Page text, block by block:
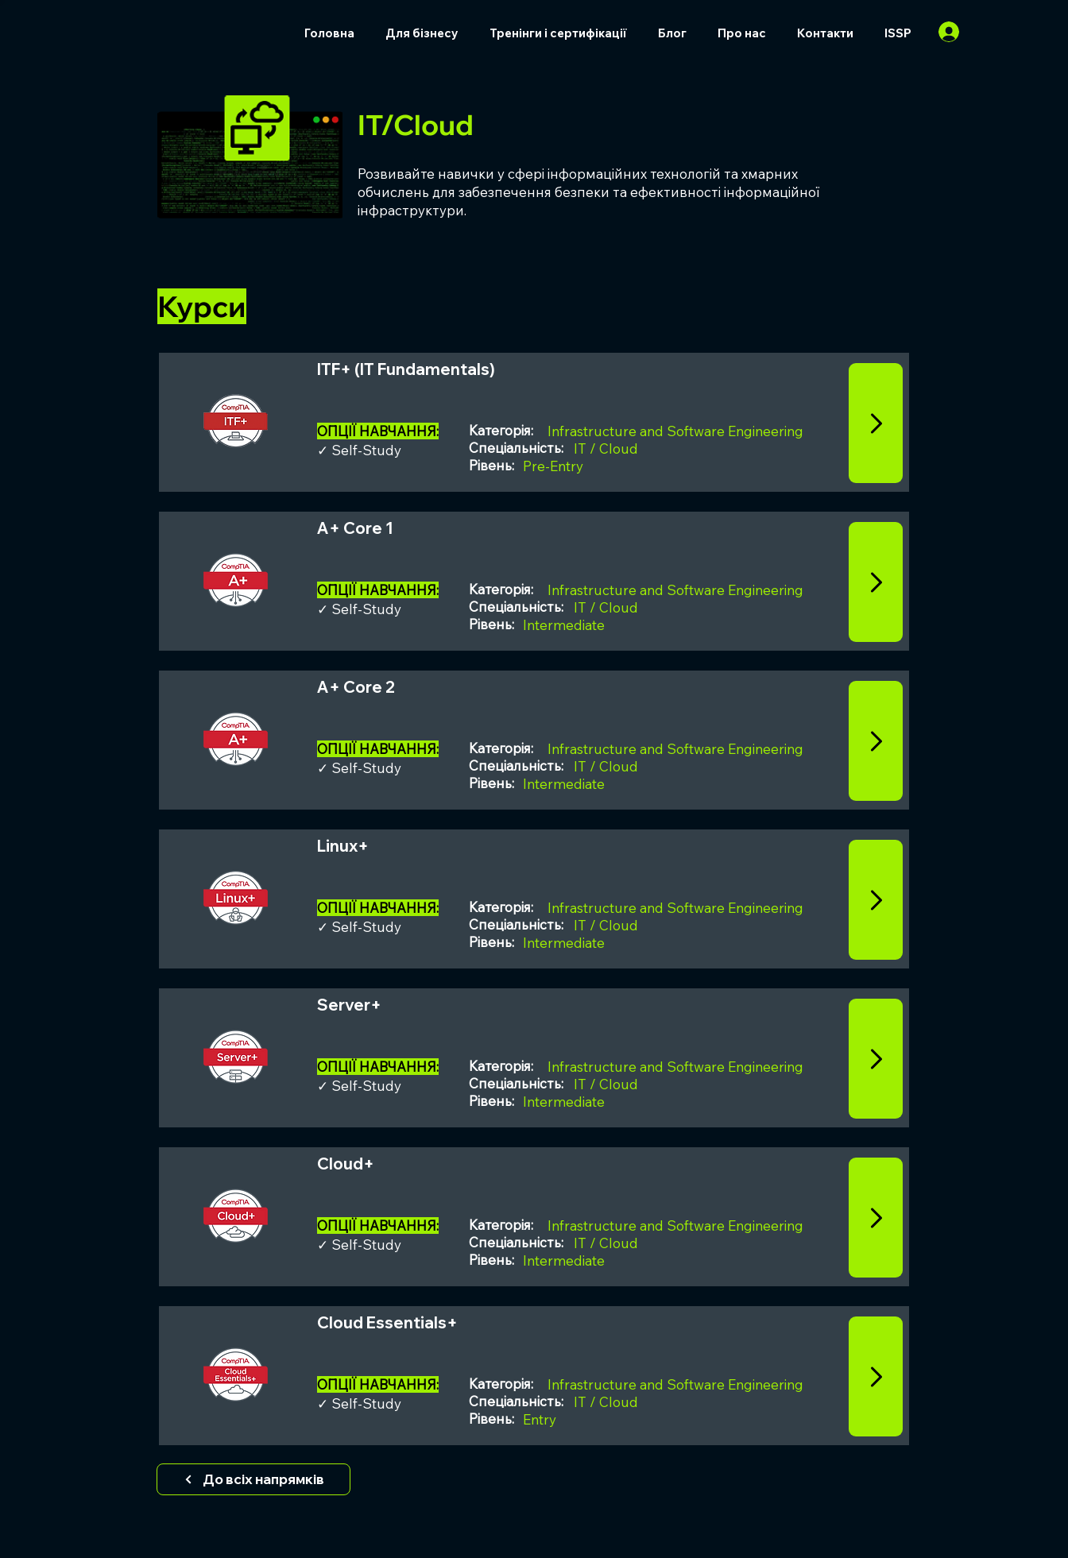
Головна Для бізнесу Тренінги і сертифікації Блог Про нас Контакти ISSP
IT/Cloud
Розвивайте навички у сфері інформаційних технологій та хмарних
обчислень для забезпечення безпеки та ефективності інформаційної
інфраструктури.
Курси
ITF+ (IT Fundamentals)
✓ Self-Study
Категорія:
Infrastructure and Software Engineering
Спеціальність:
IT / Cloud
Рівень: Pre-Entry
ОПЦІЇ НАВЧАННЯ:
A+ Core 1
✓ Self-Study
Категорія:
Infrastructure and Software Engineering
Спеціальність:
IT / Cloud
Рівень: Intermediate
ОПЦІЇ НАВЧАННЯ:
A+ Core 2
✓ Self-Study
Категорія:
Infrastructure and Software Engineering
Спеціальність:
IT / Cloud
Рівень: Intermediate
ОПЦІЇ НАВЧАННЯ:
Linux+
✓ Self-Study
Категорія:
Infrastructure and Software Engineering
Спеціальність:
IT / Cloud
Рівень: Intermediate
ОПЦІЇ НАВЧАННЯ:
Server+
✓ Self-Study
Категорія:
Infrastructure and Software Engineering
Спеціальність:
IT / Cloud
Рівень: Intermediate
ОПЦІЇ НАВЧАННЯ:
Cloud+
✓ Self-Study
Категорія:
Infrastructure and Software Engineering
Спеціальність:
IT / Cloud
Рівень: Intermediate
ОПЦІЇ НАВЧАННЯ:
Cloud Essentials+
✓ Self-Study
Категорія:
Infrastructure and Software Engineering
Спеціальність:
IT / Cloud
Рівень: Entry
ОПЦІЇ НАВЧАННЯ:
До всіх напрямків